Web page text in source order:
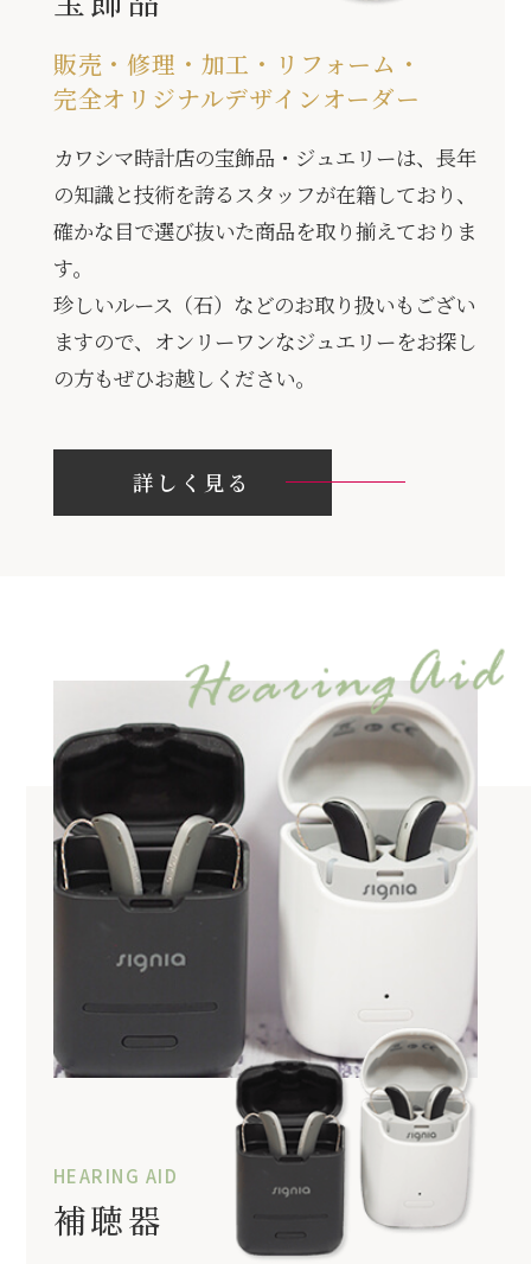
販売・修理・加工・リフォーム・
完全オリジナルデザインオーダー
カワシマ時計店の宝飾品・ジュエリーは、長年
の知識と技術を誇るスタッフが在籍しており、
確かな目で選び抜いた商品を取り揃えておりま
す。
珍しいルース（石）などのお取り扱いもござい
ますので、オンリーワンなジュエリーをお探し
の方もぜひお越しください。
詳しく見る
補聴器